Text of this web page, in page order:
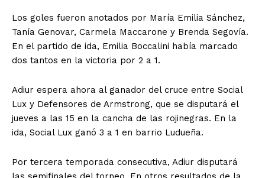
Los goles fueron anotados por María Emilia Sánchez,
Tanía Genovar, Carmela Maccarone y Brenda Segovía.
En el partido de ida, Emilia Boccalini había marcado
dos tantos en la victoria por 2 a 1.
Adiur espera ahora al ganador del cruce entre Social
Lux y Defensores de Armstrong, que se disputará el
jueves a las 15 en la cancha de las rojinegras. En la
ida, Social Lux ganó 3 a 1 en barrio Ludueña.
Por tercera temporada consecutiva, Adiur disputará